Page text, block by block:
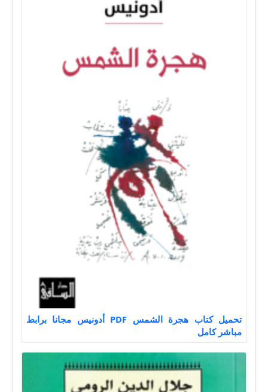
تحميل كتاب هجرة الشمس PDF أدونيس مجانا برابط
مباشر كامل